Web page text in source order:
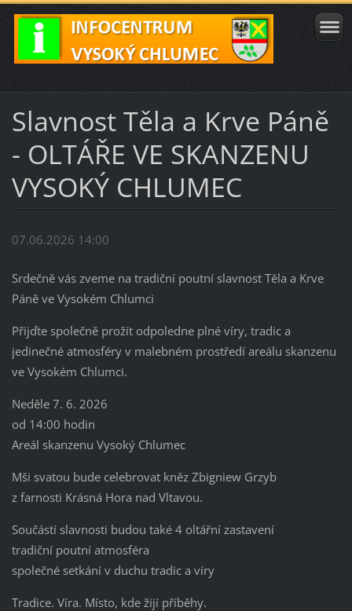
Slavnost Těla a Krve Páně
- OLTÁŘE VE SKANZENU
VYSOKÝ CHLUMEC
07.06.2026 14:00
Srdečně vás zveme na tradiční poutní slavnost Těla a Krve
Páně ve Vysokém Chlumci
Přijďte společně prožít odpoledne plné víry, tradic a
jedinečné atmosféry v malebném prostředí areálu skanzenu
ve Vysokém Chlumci.
Neděle 7. 6. 2026
od 14:00 hodin
Areál skanzenu Vysoký Chlumec
Mši svatou bude celebrovat kněz Zbigniew Grzyb
z farnosti Krásná Hora nad Vltavou.
Součástí slavnosti budou také 4 oltářní zastavení
tradiční poutní atmosféra
společné setkání v duchu tradic a víry
Tradice. Víra. Místo, kde žijí příběhy.